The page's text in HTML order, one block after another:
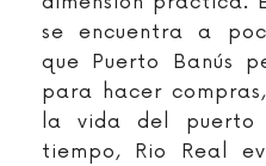
se encuentra a
que Puerto Banús
para hacer
la vida del puerto
tiempo, Rio Real